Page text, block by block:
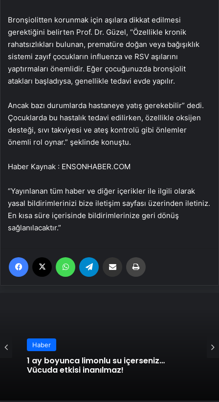
Bronşiolitten korunmak için aşılara dikkat edilmesi
gerektiğini belirten Prof. Dr. Güzel, “Özellikle kronik
rahatsızlıkları bulunan, prematüre doğan veya bağışıklık
sistemi zayıf çocukların influenza ve RSV aşılarını
yaptırmaları önemlidir. Eğer çocuğunuzda bronşiolit
atakları başladıysa, genellikle tedavi evde yapılır.
Ancak bazı durumlarda hastaneye yatış gerekebilir” dedi.
Çocuklarda bu hastalık tedavi edilirken, özellikle oksijen
desteği, sıvı takviyesi ve ateş kontrolü gibi önlemler
önemli rol oynar.” şeklinde konuştu.
Haber Kaynak : ENSONHABER.COM
“Yayınlanan tüm haber ve diğer içerikler ile ilgili olarak
yasal bildirimlerinizi bize iletişim sayfası üzerinden iletiniz.
En kısa süre içerisinde bildirimlerinize geri dönüş
sağlanılacaktır.”
Facebook WhatsApp Email'den paylaş
Haber
1 ay boyunca limonlu su içerseniz…
Vücuda etkisi inanılmaz!